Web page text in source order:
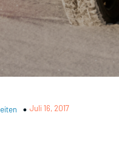
Juli 16, 2017